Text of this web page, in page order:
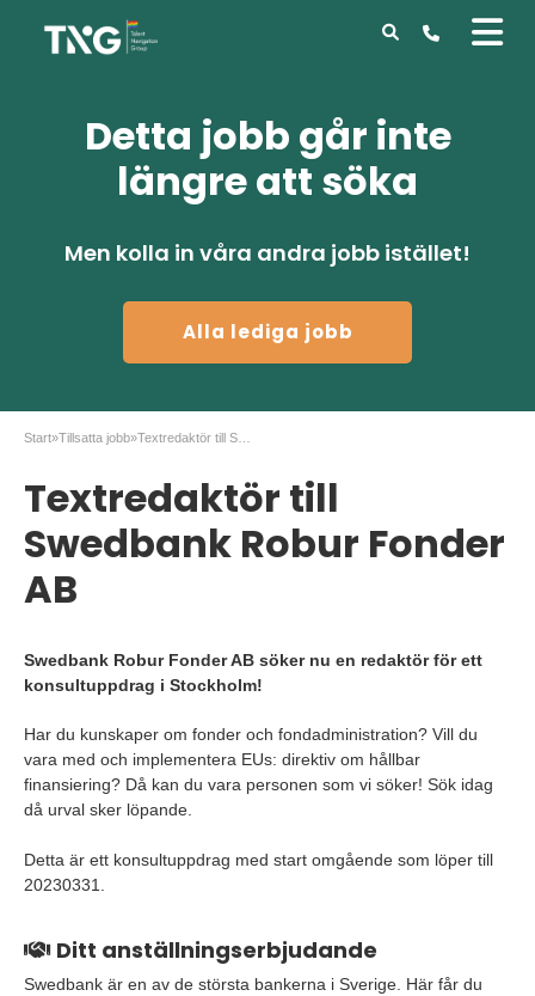
Detta jobb går inte
längre att söka
Men kolla in våra andra jobb istället!
Alla lediga jobb
Start»Tillsatta jobb»
Textredaktör till
Swedbank Robur Fonder
AB
Swedbank Robur Fonder AB söker nu en redaktör för ett
konsultuppdrag i Stockholm!
Har du kunskaper om fonder och fondadministration? Vill du
vara med och implementera EUs: direktiv om hållbar
finansiering? Då kan du vara personen som vi söker! Sök idag
då urval sker löpande.
Detta är ett konsultuppdrag med start omgående som löper till
20230331.
Ditt anställningserbjudande
Swedbank är en av de största bankerna i Sverige. Här får du